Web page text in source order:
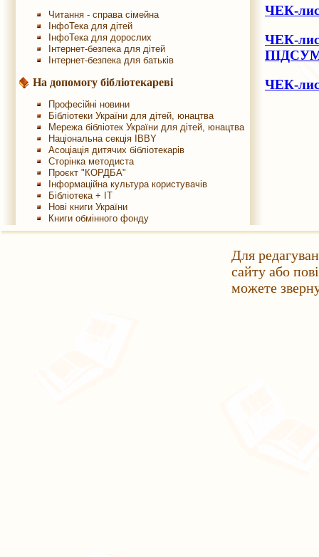
Читання - справа сімейна
ІнфоТека для дітей
ІнфоТека для дорослих
Інтернет-безпека для дітей
Інтернет-безпека для батьків
На допомогу бібліотекареві
Професійні новини
Бібліотеки України для дітей, юнацтва
Мережа бібліотек України для дітей, юнацтва
Національна секція IBBY
Асоціація дитячих бібліотекарів
Сторінка методиста
Проєкт "КОРДБА"
Інформаційна культура користувачів
Бібліотека + IT
Нові книги України
Книги обмінного фонду
ЧЕК-
ЧЕК-
ЧЕК-
Для
сайту або
можете